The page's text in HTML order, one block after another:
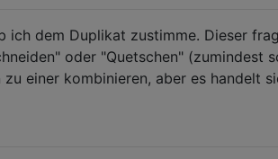
ich dem Duplikat zustimme. Dieser
oder "Quetschen" (zumindest
einer kombinieren, aber es handelt